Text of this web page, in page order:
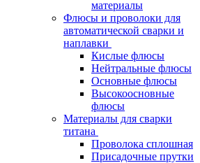
материалы
Флюсы и проволоки для
автоматической сварки и
наплавки
Кислые флюсы
Нейтральные флюсы
Основные флюсы
Высокоосновные
флюсы
Материалы для сварки
титана
Проволока сплошная
Присадочные прутки